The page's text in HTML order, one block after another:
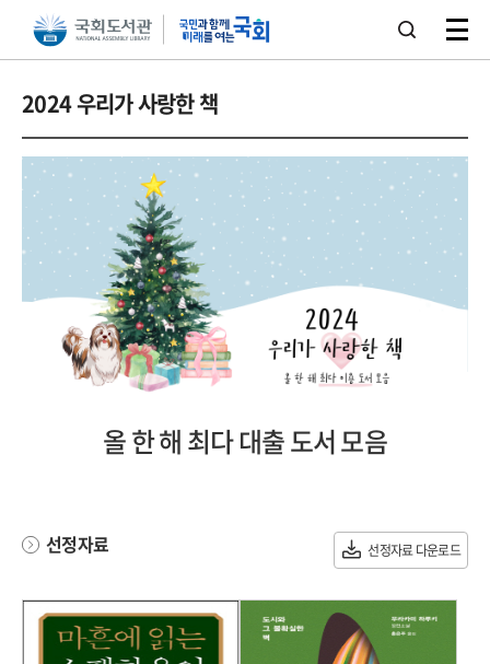
본문 바로가기주메뉴 바로가기
2024 우리가 사랑한 책
올 한 해 최다 대출 도서 모음
선정자료 선정자료 다운로드